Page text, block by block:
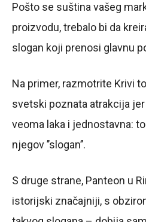
Pošto se suština vašeg
proizvodu, trebalo bi da
slogan koji prenosi glavnu
Na primer, razmotrite Krivi
svetski poznata atrakcija
veoma laka i jednostavna:
njegov ’’slogan’’.
S druge strane, Panteon u
istorijski značajniji, s